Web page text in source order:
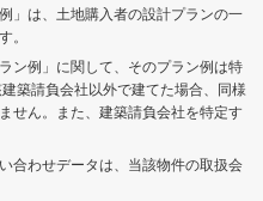
」は、土地購入者の設計プランの一
。
ン例」に関して、そのプラン例は特
築請負会社以外で建てた場合、同様
せん。また、建築請負会社を特定す
合わせデータは、当該物件の取扱会